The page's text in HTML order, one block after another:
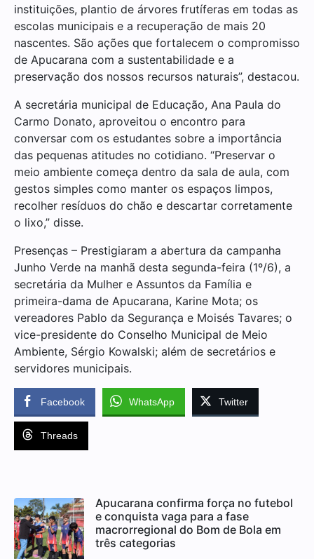
instituições, plantio de árvores frutíferas em todas as
escolas municipais e a recuperação de mais 20
nascentes. São ações que fortalecem o compromisso
de Apucarana com a sustentabilidade e a
preservação dos nossos recursos naturais”, destacou.
A secretária municipal de Educação, Ana Paula do
Carmo Donato, aproveitou o encontro para
conversar com os estudantes sobre a importância
das pequenas atitudes no cotidiano. “Preservar o
meio ambiente começa dentro da sala de aula, com
gestos simples como manter os espaços limpos,
recolher resíduos do chão e descartar corretamente
o lixo,” disse.
Presenças – Prestigiaram a abertura da campanha
Junho Verde na manhã desta segunda-feira (1º/6), a
secretária da Mulher e Assuntos da Família e
primeira-dama de Apucarana, Karine Mota; os
vereadores Pablo da Segurança e Moisés Tavares; o
vice-presidente do Conselho Municipal de Meio
Ambiente, Sérgio Kowalski; além de secretários e
servidores municipais.
Facebook WhatsApp Twitter
Threads
Apucarana confirma força no futebol
e conquista vaga para a fase
macrorregional do Bom de Bola em
três categorias